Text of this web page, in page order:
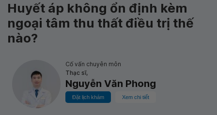
Huyết áp không ổn định kèm
ngoại tâm thu thất điều trị thế
nào?
Cố vấn chuyên môn
Thạc sĩ,
Nguyễn Văn Phong
Đặt lịch khám Xem chi tiết